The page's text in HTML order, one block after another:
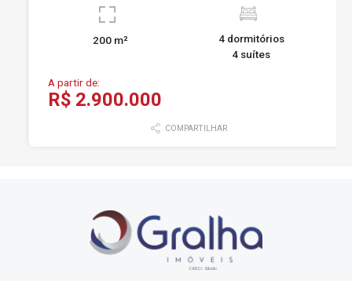
200 m²
4 dormitórios
4 suítes
A partir de:
R$ 2.900.000
COMPARTILHAR